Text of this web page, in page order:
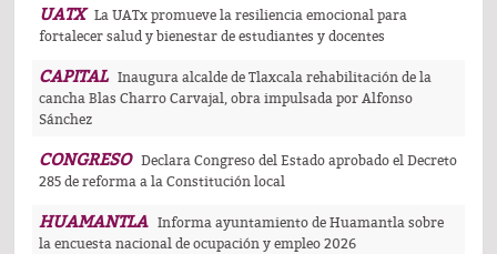
UATX
La UATx promueve la resiliencia emocional para
fortalecer salud y bienestar de estudiantes y docentes
CAPITAL
Inaugura alcalde de Tlaxcala rehabilitación de la
cancha Blas Charro Carvajal, obra impulsada por Alfonso
Sánchez
CONGRESO
Declara Congreso del Estado aprobado el Decreto
285 de reforma a la Constitución local
HUAMANTLA
Informa ayuntamiento de Huamantla sobre
la encuesta nacional de ocupación y empleo 2026